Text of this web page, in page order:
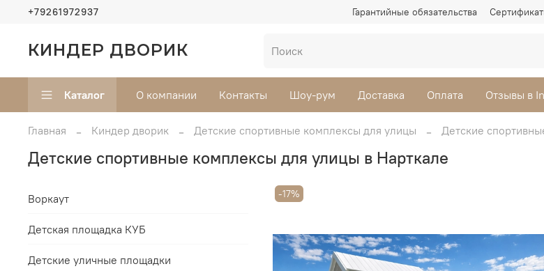
Гарантийные обязательства
+79261972937
КИНДЕР ДВОРИК
Каталог О компании Контакты Шоу-рум Доставка Оплата Отзывы в
Главная Киндер дворик Детские спортивные комплексы для улицы Детские
Детские спортивные комплексы для улицы в Нарткале
-17%
Воркаут
Детская площадка КУБ
Детские уличные площадки